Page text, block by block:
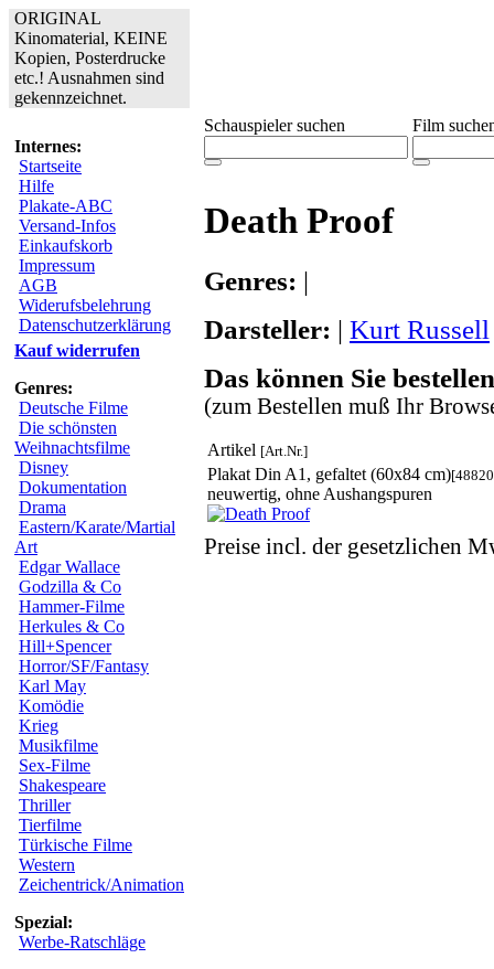
ORIGINAL
Kinomaterial, KEINE
Kopien, Posterdrucke
etc.! Ausnahmen sind
gekennzeichnet.
Internes:
Startseite
Hilfe
Plakate-ABC
Versand-Infos
Einkaufskorb
Impressum
AGB
Widerufsbelehrung
Datenschutzerklärung
Kauf widerrufen
Genres:
Deutsche Filme
Die schönsten
Weihnachtsfilme
Disney
Dokumentation
Drama
Eastern/Karate/Martial
Art
Edgar Wallace
Godzilla & Co
Hammer-Filme
Herkules & Co
Hill+Spencer
Horror/SF/Fantasy
Karl May
Komödie
Krieg
Musikfilme
Sex-Filme
Shakespeare
Thriller
Tierfilme
Türkische Filme
Western
Zeichentrick/Animation
Spezial:
Werbe-Ratschläge
Schauspieler suchen Film
Death Proof
Genres: |
Darsteller: | Kurt Russell
Das können Sie
(zum Bestellen muß Ihr
Artikel [Art.Nr.]
Plakat Din A1, gefaltet (60x84 cm)
neuwertig, ohne Aushangspuren
Preise incl. der gesetzlichen